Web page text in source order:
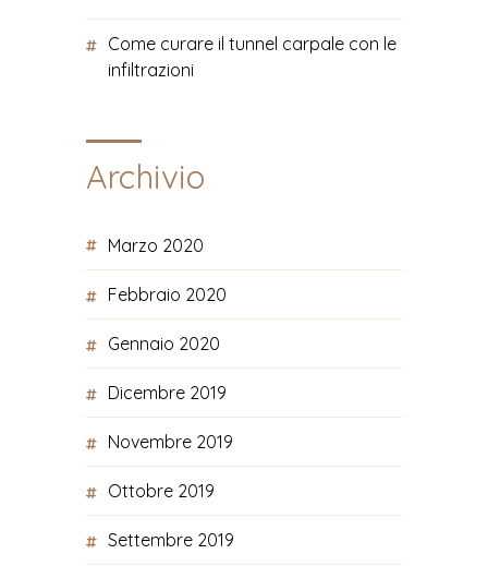
Come curare il tunnel carpale con le
infiltrazioni
Archivio
Marzo 2020
Febbraio 2020
Gennaio 2020
Dicembre 2019
Novembre 2019
Ottobre 2019
Settembre 2019